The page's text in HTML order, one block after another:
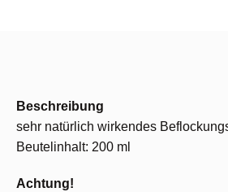
Beschreibung
sehr natürlich wirkendes
Beutelinhalt: 200 ml
Achtung!